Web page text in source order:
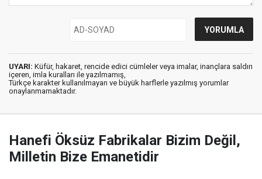
UYARI: Küfür, hakaret, rencide edici cümleler veya imalar, inançlara saldırı
içeren, imla kuralları ile yazılmamış,
Türkçe karakter kullanılmayan ve büyük harflerle yazılmış yorumlar
onaylanmamaktadır.
Hanefi Öksüz Fabrikalar Bizim Değil,
Milletin Bize Emanetidir